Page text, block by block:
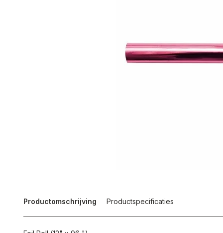
Productomschrijving Productspecificaties